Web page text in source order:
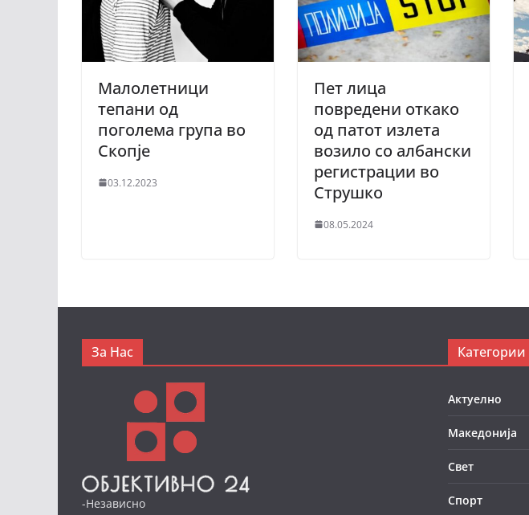
Малолетници
тепани од
поголема група во
Скопје
03.12.2023
Пет лица
повредени откако
од патот излета
возило со албански
регистрации во
Струшко
08.05.2024
За Нас
-Независно
Категории
Актуелно
Македонија
Свет
Спорт